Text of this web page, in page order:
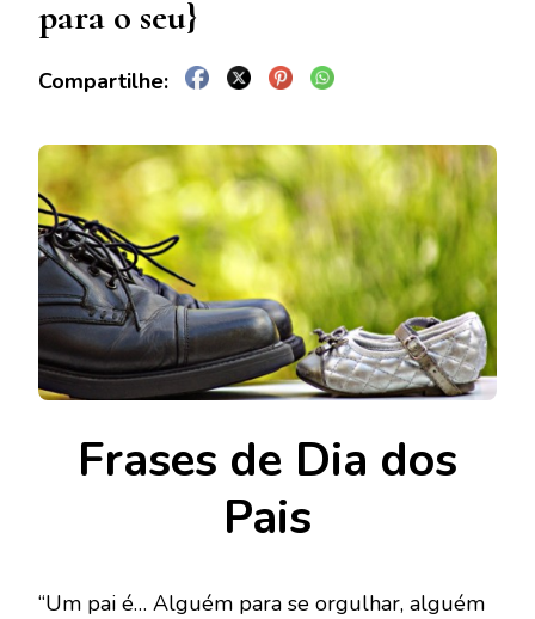
para o seu}
Frases de Dia dos
Pais
“Um pai é… Alguém para se orgulhar, alguém